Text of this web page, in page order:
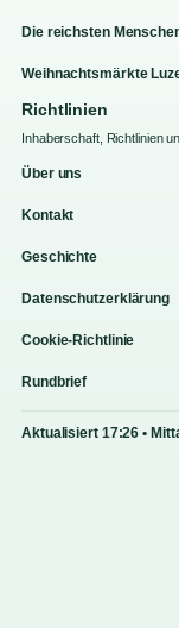
Die reichsten
Weihnachtsmärkte
Richtlinien
Inhaberschaft, Richtlinien
Über uns
Kontakt
Geschichte
Datenschutzerklärung
Cookie-Richtlinie
Rundbrief
Aktualisiert 17:26 •